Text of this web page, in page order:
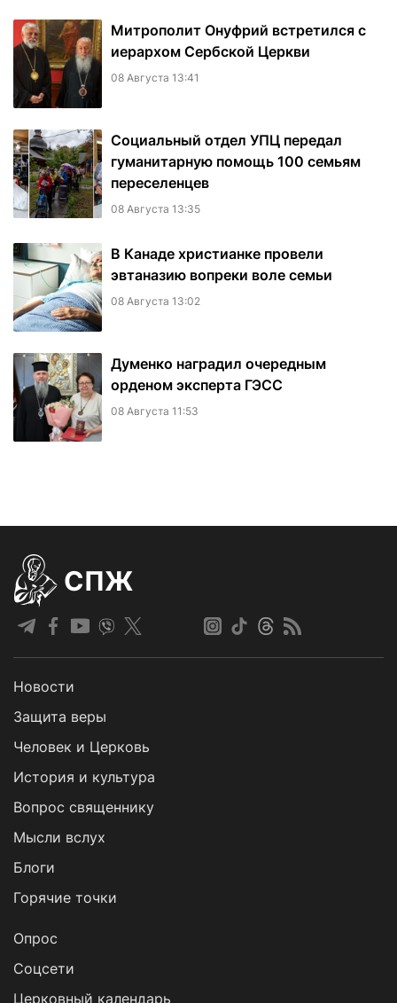
Митрополит Онуфрий встретился с
иерархом Сербской Церкви
08 Августа 13:41
Социальный отдел УПЦ передал
гуманитарную помощь 100 семьям
переселенцев
08 Августа 13:35
В Канаде христианке провели
эвтаназию вопреки воле семьи
08 Августа 13:02
Думенко наградил очередным
орденом эксперта ГЭСС
08 Августа 11:53
СПЖ
Новости
Защита веры
Человек и Церковь
История и культура
Вопрос священнику
Мысли вслух
Блоги
Горячие точки
Опрос
Cоцсети
Церковный календарь